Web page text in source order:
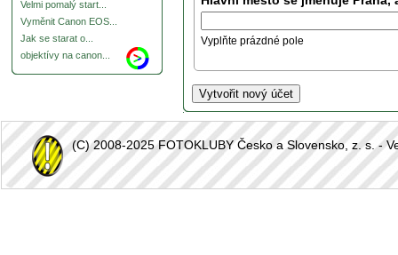
Velmi pomalý start...
Vyměnit Canon EOS...
Jak se starat o...
objektívy na canon...
Vyplňte prázdné pole
(C) 2008-2025 FOTOKLUBY Česko a Slovensko, z. s. -